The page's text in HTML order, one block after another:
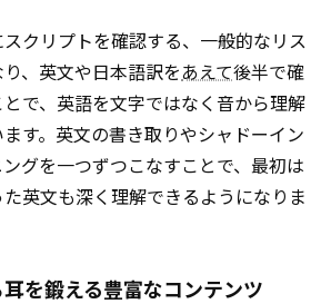
クリプトを確認する、一般的なリス
、英文や日本語訳をあえて後半で確
で、英語を文字ではなく音から理解
す。英文の書き取りやシャドーイン
グを一つずつこなすことで、最初は
英文も深く理解できるようになりま
を鍛える豊富なコンテンツ